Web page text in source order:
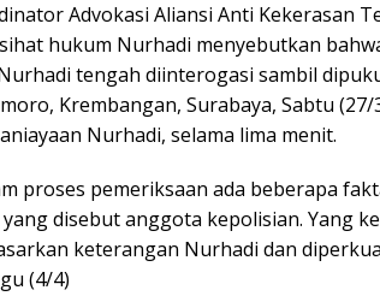
Advokasi Aliansi Anti Kekerasan
hukum Nurhadi menyebutkan
tengah diinterogasi sambil
Krembangan, Surabaya, Sabtu
Nurhadi, selama lima menit.
proses pemeriksaan ada beberapa
disebut anggota kepolisian. Yang
keterangan Nurhadi dan
(4/4)